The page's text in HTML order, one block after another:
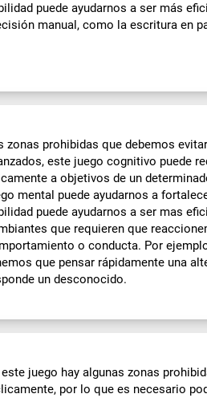
puede ayudarnos a ser más
manual, como la escritura en
zonas prohibidas que debemos
este juego cognitivo puede
a objetivos de un
mental puede ayudarnos a
puede ayudarnos a ser mas
que requieren que
o conducta. Por
que pensar rápidamente una
un desconocido.
este juego hay algunas zonas
por lo que es necesario